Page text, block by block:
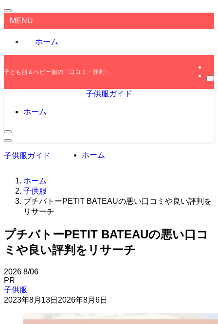
MENU
ホーム
子ども服＆ベビー服の「口コミ・評判・レビュー」をご紹介します！
子供服ガイド
ホーム
子供服ガイド ホーム
ホーム
子供服
プチバトーPETIT BATEAUの悪い口コミや良い評判を
リサーチ
プチバトーPETIT BATEAUの悪い口コ
ミや良い評判をリサーチ
2026 8/06
PR
子供服
2023年8月13日 2026年8月6日